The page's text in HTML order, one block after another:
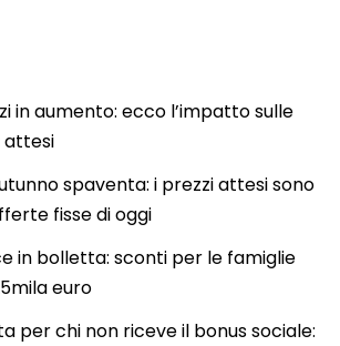
in aumento: ecco l’impatto sulle
attesi
spaventa: i prezzi attesi sono
fisse di oggi
in bolletta: sconti per le famiglie
euro
per chi non riceve il bonus sociale: